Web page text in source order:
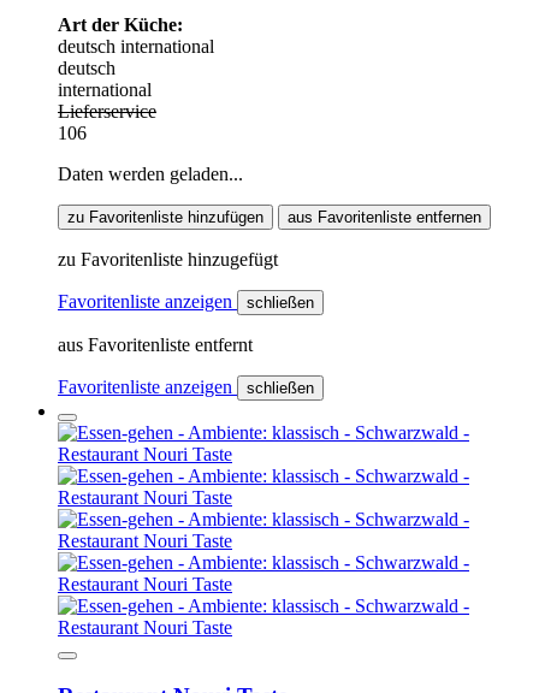
Art der Küche:
deutsch international
deutsch
international
Lieferservice
106
Daten werden geladen...
zu Favoritenliste hinzufügen aus Favoritenliste entfernen
zu Favoritenliste hinzugefügt
Favoritenliste anzeigen schließen
aus Favoritenliste entfernt
Favoritenliste anzeigen schließen